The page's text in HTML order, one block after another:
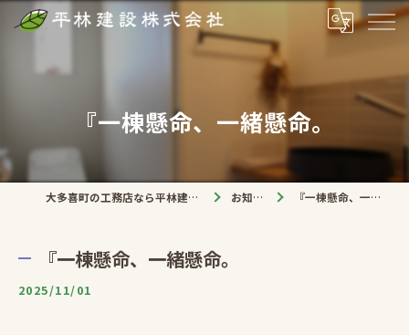
『一棟懸命、一緒懸命。
大多喜町の工務店なら平林建設株式会社 お知らせ 『一棟懸命、一緒懸命。
『一棟懸命、一緒懸命。
2025/11/01